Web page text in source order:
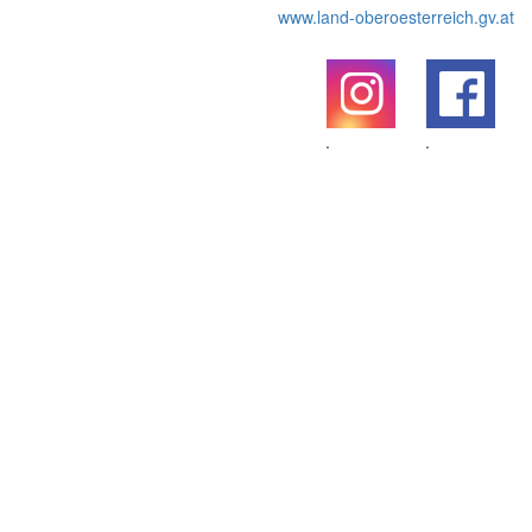
www.land-oberoesterreich.gv.at
.
.